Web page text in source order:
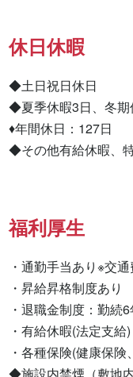
休日休暇
◆土日祝日休日
◆夏季休暇3日、冬期
♦年間休日：127日
◆その他有給休暇、
福利厚生
・通勤手当あり※交
・昇給昇格制度あり
・退職金制度：勤続
・有給休暇(法定支
・各種保険(健康保